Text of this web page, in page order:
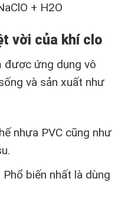
+ H2O
t vời của khí clo
được ứng dụng vô
và sản xuất như
nhựa PVC cũng như
biến nhất là dùng